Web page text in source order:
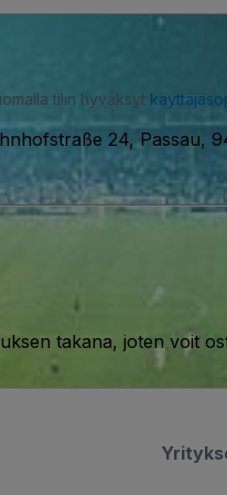
tilin hyväksyt
24, Passau,
takana, joten voit